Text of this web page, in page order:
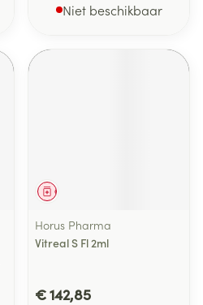
Niet beschikbaar
Geneesmiddel
Horus Pharma
Vitreal S Fl 2ml
€ 142,85